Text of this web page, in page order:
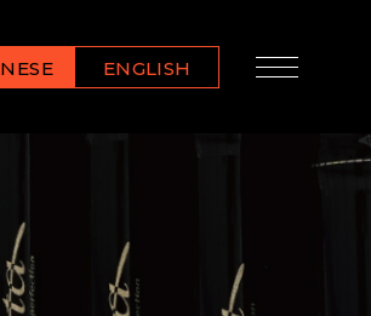
ENGLISH